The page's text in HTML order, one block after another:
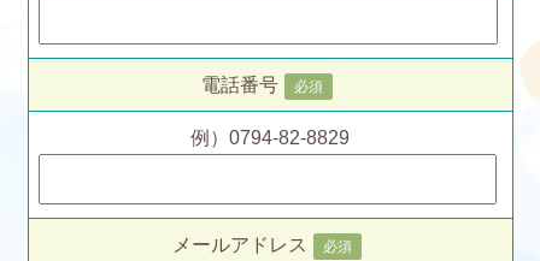
電話番号 必須
例）0794-82-8829
メールアドレス 必須